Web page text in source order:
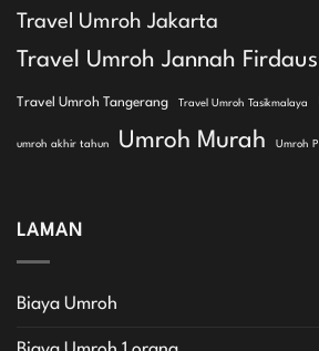
Travel Umroh Jakarta
Travel Umroh Jannah Firdaus
Travel Umroh Tangerang Travel Umroh Tasikmalaya
umroh akhir tahun Umroh Murah Umroh
LAMAN
Biaya Umroh